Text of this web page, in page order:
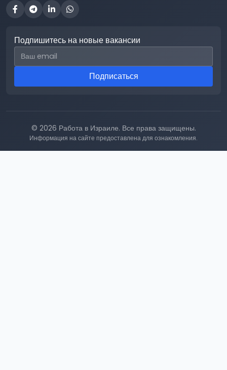
Подпишитесь на новые вакансии
Email для подписки
Подписаться
© 2026 Работа в Израиле. Все права защищены.
Информация на сайте предоставлена для ознакомления.